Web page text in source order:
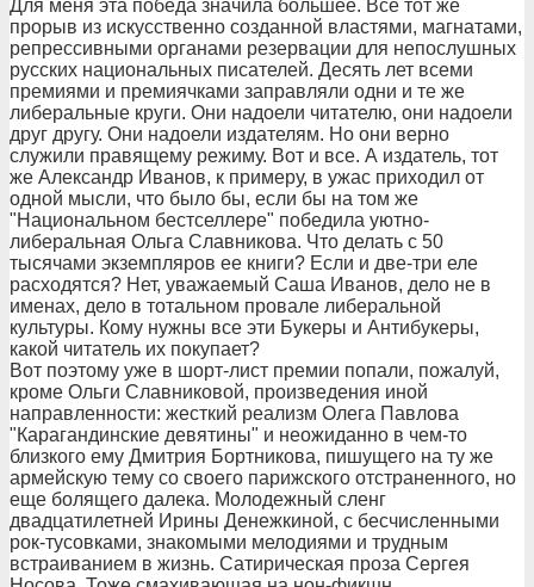
Для меня эта победа значила большее. Все тот же
прорыв из искусственно созданной властями, магнатами,
репрессивными органами резервации для непослушных
русских национальных писателей. Десять лет всеми
премиями и премиячками заправляли одни и те же
либеральные круги. Они надоели читателю, они надоели
друг другу. Они надоели издателям. Но они верно
служили правящему режиму. Вот и все. А издатель, тот
же Александр Иванов, к примеру, в ужас приходил от
одной мысли, что было бы, если бы на том же
"Национальном бестселлере" победила уютно-
либеральная Ольга Славникова. Что делать с 50
тысячами экземпляров ее книги? Если и две-три еле
расходятся? Нет, уважаемый Саша Иванов, дело не в
именах, дело в тотальном провале либеральной
культуры. Кому нужны все эти Букеры и Антибукеры,
какой читатель их покупает?
Вот поэтому уже в шорт-лист премии попали, пожалуй,
кроме Ольги Славниковой, произведения иной
направленности: жесткий реализм Олега Павлова
"Карагандинские девятины" и неожиданно в чем-то
близкого ему Дмитрия Бортникова, пишущего на ту же
армейскую тему со своего парижского отстраненного, но
еще болящего далека. Молодежный сленг
двадцатилетней Ирины Денежкиной, с бесчисленными
рок-тусовками, знакомыми мелодиями и трудным
встраиванием в жизнь. Сатирическая проза Сергея